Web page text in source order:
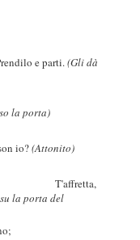
e parti.(Gli dà
la porta)
(Attonito)
la porta del